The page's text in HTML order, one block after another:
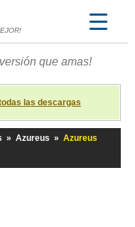
que amas!
las descargas
» Azureus » Azureus